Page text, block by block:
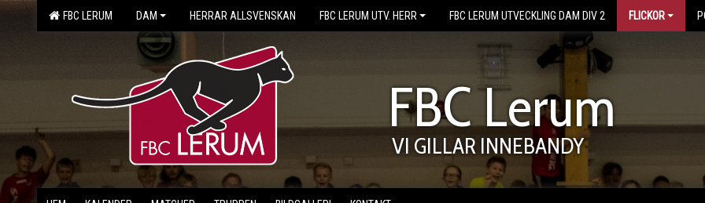
FBC LERUM DAM HERRAR ALLSVENSKAN FBC LERUM UTV. HERR FBC LERUM UTVECKLING DAM DIV 2 FLICKOR
FBC Lerum
VI GILLAR INNEBANDY